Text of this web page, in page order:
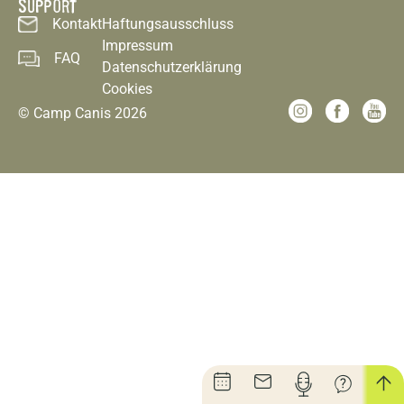
SUPPORT
Kontakt
FAQ
Haftungsausschluss
Impressum
Datenschutzerklärung
Cookies
© Camp Canis 2026